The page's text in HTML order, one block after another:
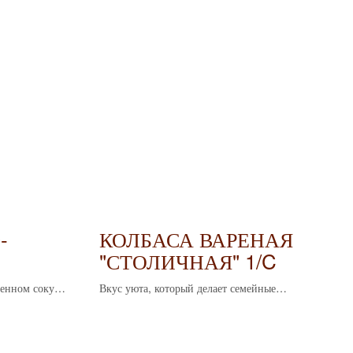
соку,
КОЛБАСА ВАРЕНАЯ
"СТОЛИЧНАЯ" 1/C
Вкус уюта, который делает семейные